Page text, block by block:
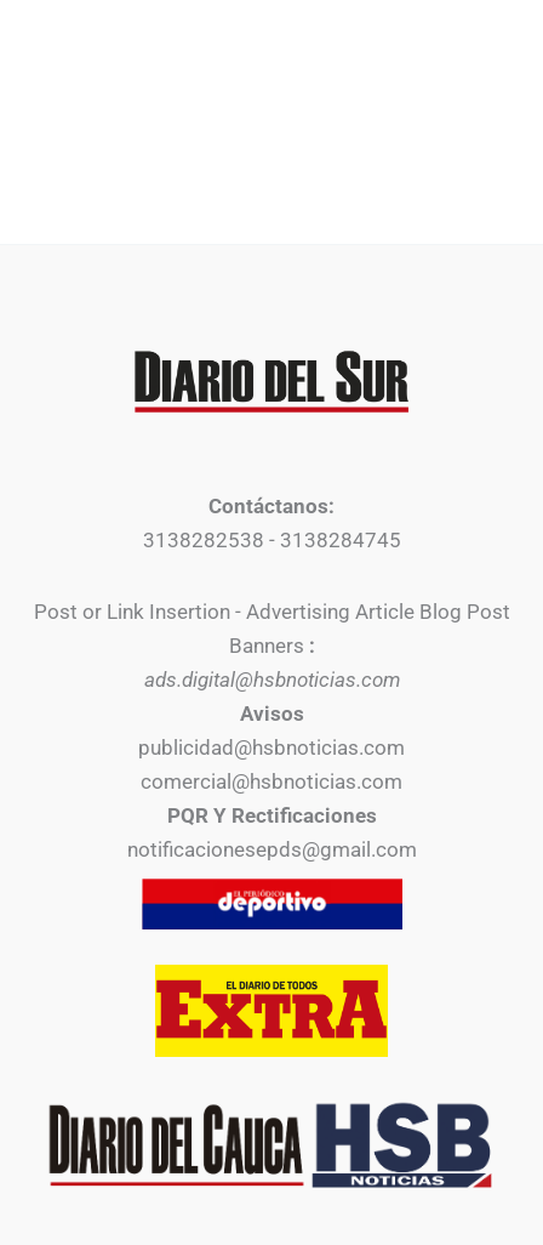
Contáctanos:
3138282538 - 3138284745
Post or Link Insertion - Advertising Article Blog Post
Banners :
ads.digital@hsbnoticias.com
Avisos
publicidad@hsbnoticias.com
comercial@hsbnoticias.com
PQR Y Rectificaciones
notificacionesepds@gmail.com